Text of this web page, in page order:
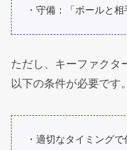
・守備：「ボールと相
ただし、キーファクタ
以下の条件が必要です。
・適切なタイミングで